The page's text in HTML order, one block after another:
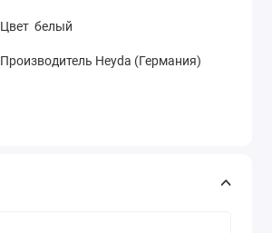
Цвет белый
Производитель Heyda (Германия)